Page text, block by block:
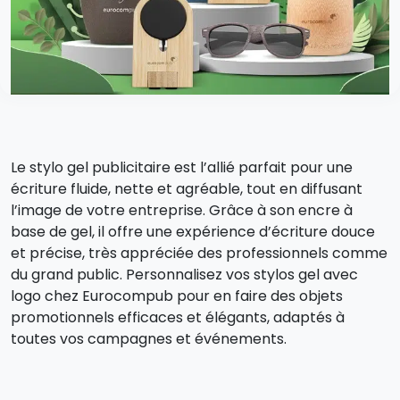
Le stylo gel publicitaire est l’allié parfait pour une
écriture fluide, nette et agréable, tout en diffusant
l’image de votre entreprise. Grâce à son encre à
base de gel, il offre une expérience d’écriture douce
et précise, très appréciée des professionnels comme
du grand public. Personnalisez vos stylos gel avec
logo chez Eurocompub pour en faire des objets
promotionnels efficaces et élégants, adaptés à
toutes vos campagnes et événements.